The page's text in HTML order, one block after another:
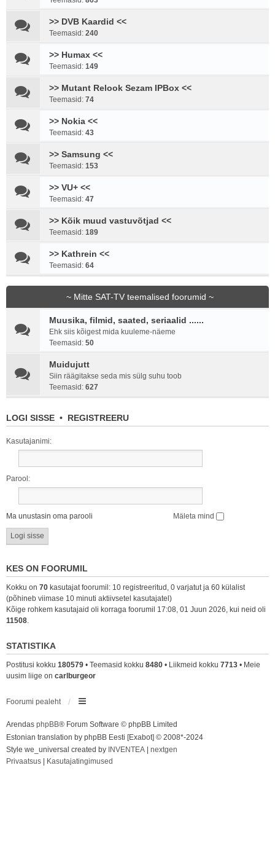
>> DVB Kaardid <<
Teemasid: 240
>> Humax <<
Teemasid: 149
>> Mutant Relook Sezam IPBox <<
Teemasid: 74
>> Nokia <<
Teemasid: 43
>> Samsung <<
Teemasid: 153
>> VU+ <<
Teemasid: 47
>> Kõik muud vastuvõtjad <<
Teemasid: 189
>> Kathrein <<
Teemasid: 64
~ Mitte SAT-TV teemalised foorumid ~
Muusika, filmid, saated, seriaalid ......
Ehk siis kõigest mida kuuleme-näeme
Teemasid: 50
Muidujutt
Siin räägitakse seda mis sülg suhu toob
Teemasid: 627
LOGI SISSE • REGISTREERU
Kasutajanimi:
Parool:
Ma unustasin oma parooli Mäleta mind
KES ON FOORUMIL
Kokku on 70 kasutajat foorumil: 10 registreeritud, 0 varjatut ja 60 külalist
(põhineb viimase 10 minuti aktiivsetel kasutajatel)
Kõige rohkem kasutajaid oli korraga foorumil 17:08, 01 Juun 2026, kui neid oli
11508
STATISTIKA
Postitusi kokku 180579 • Teemasid kokku 8480 • Liikmeid kokku 7713 • Meie
uusim liige on carlburgeor
Foorumi pealeht
Arendas phpBB® Forum Software © phpBB Limited
Estonian translation by phpBB Eesti [Exabot] © 2008*-2024
Style we_universal created by INVENTEA | nextgen
Privaatsus | Kasutajatingimused